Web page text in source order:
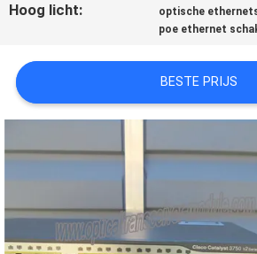
NIEUWS
GEVALLEN
PRIVACYBELEID
Hoog licht: optische
poe ethernet
BESTE PRIJS